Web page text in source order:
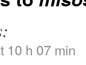
10 h 07 min